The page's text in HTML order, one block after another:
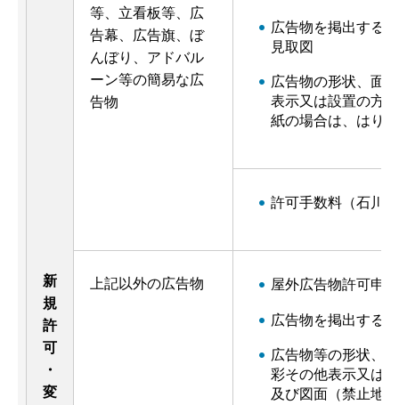
新
規
許
可
・
変
等、立看板等、広
告幕、広告旗、ぼ
んぼり、アドバル
ーン等の簡易な広
告物
広告物を掲出する
見取図
広告物の形状、面
表示又は設置の方
紙の場合は、はり
許可手数料（石川
上記以外の広告物 屋外広告物許可申
広告物を掲出する
広告物等の形状、
彩その他表示又は
及び図面（禁止地